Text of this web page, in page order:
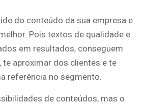
do conteúdo da sua empresa e
Pois textos de qualidade e
em resultados, conseguem
, te aproximar dos clientes e te
referência no segmento.
de conteúdos, mas o